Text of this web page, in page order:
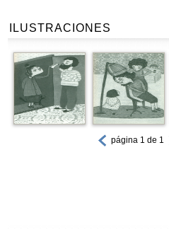
ILUSTRACIONES
página 1 de 1